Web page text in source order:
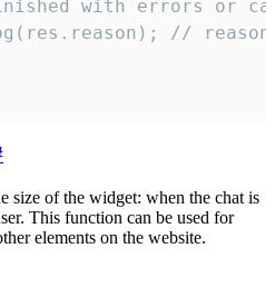
with errors or
//
size of the widget: when the chat is
This function can be used for
elements on the website.